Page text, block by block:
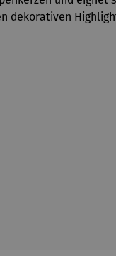
dekorativen